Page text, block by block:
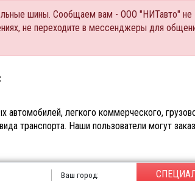
шины. Сообщаем вам - ООО "НИТавто" не
не переходите в мессенджеры для
легкого коммерческого,
транспорта. Наши пользователи могут
Ваш город: